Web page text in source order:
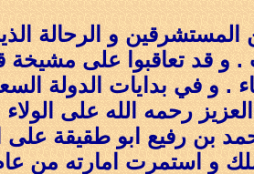
و الرحالة
. و قد تعاقبوا على مشيخة
. و في بدايات الدولة
رحمه الله على
بن رفيع ابو طقيقة